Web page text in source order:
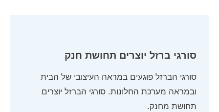
סורגי ברזל יוצרים תחושת חנק
סורגי הברזל פוגעים במראה העיצובי של הבית
ובמראה מערכת החלונות. סורגי הברזל יוצרים
תחושת מחנק.